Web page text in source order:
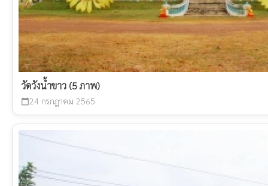
วัดวังน้ำขาว (5 ภาพ)
calendar_today24 กรกฎาคม 2565